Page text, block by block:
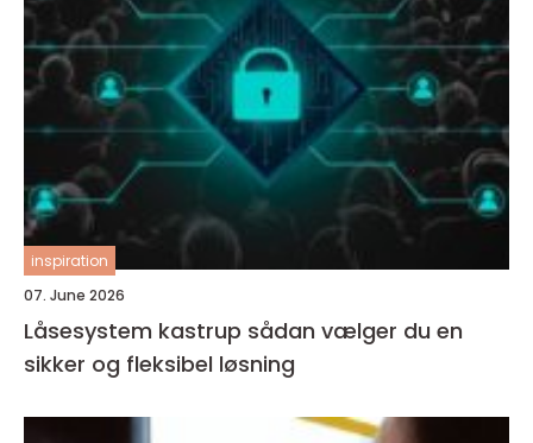
inspiration
07. June 2026
Låsesystem kastrup sådan vælger du en
sikker og fleksibel løsning